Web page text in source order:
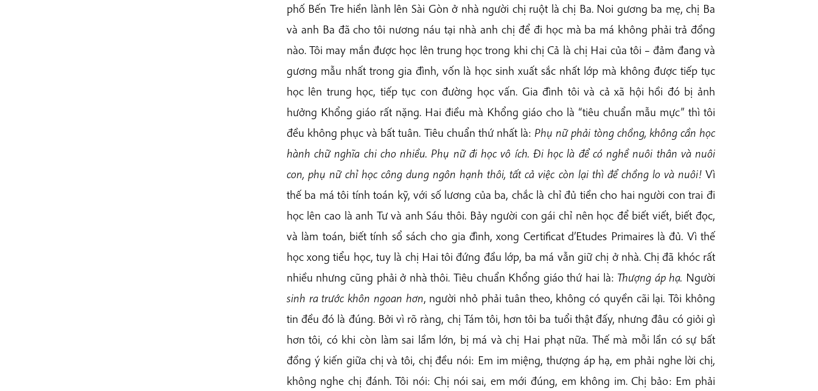
phố Bến Tre hiền lành lên Sài Gòn ở nhà người chị ruột là chị Ba. Noi gương ba mẹ, chị Ba
và anh Ba đã cho tôi nương náu tại nhà anh chị để đi học mà ba má không phải trả đồng
nào. Tôi may mắn được học lên trung học trong khi chị Cả là chị Hai của tôi – đảm đang và
gương mẫu nhất trong gia đình, vốn là học sinh xuất sắc nhất lớp mà không được tiếp tục
học lên trung học, tiếp tục con đường học vấn. Gia đình tôi và cả xã hội hồi đó bị ảnh
hưởng Khổng giáo rất nặng. Hai điều mà Khổng giáo cho là “tiêu chuẩn mẫu mực” thì tôi
đều không phục và bất tuân. Tiêu chuẩn thứ nhất là: Phụ nữ phải tòng chồng, không cần học
hành chữ nghĩa chi cho nhiều. Phụ nữ đi học vô ích. Đi học là để có nghề nuôi thân và nuôi
con, phụ nữ chỉ học công dung ngôn hạnh thôi, tất cả việc còn lại thì để chồng lo và nuôi! Vì
thế ba má tôi tính toán kỹ, với số lương của ba, chắc là chỉ đủ tiền cho hai người con trai đi
học lên cao là anh Tư và anh Sáu thôi. Bảy người con gái chỉ nên học để biết viết, biết đọc,
và làm toán, biết tính sổ sách cho gia đình, xong Certificat d’Etudes Primaires là đủ. Vì thế
học xong tiểu học, tuy là chị Hai tôi đứng đầu lớp, ba má vẫn giữ chị ở nhà. Chị đã khóc rất
nhiều nhưng cũng phải ở nhà thôi. Tiêu chuẩn Khổng giáo thứ hai là: Thượng áp hạ. Người
sinh ra trước khôn ngoan hơn, người nhỏ phải tuân theo, không có quyền cãi lại. Tôi không
tin đều đó là đúng. Bởi vì rõ ràng, chị Tám tôi, hơn tôi ba tuổi thật đấy, nhưng đâu có giỏi gì
hơn tôi, có khi còn làm sai lầm lớn, bị má và chị Hai phạt nữa. Thế mà mỗi lần có sự bất
đồng ý kiến giữa chị và tôi, chị đều nói: Em im miệng, thượng áp hạ, em phải nghe lời chị,
không nghe chị đánh. Tôi nói: Chị nói sai, em mới đúng, em không im. Chị bảo: Em phải